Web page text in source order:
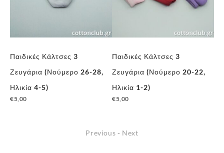
Παιδικές Κάλτσες 3
Ζευγάρια (Νούμερο 26-28,
Ηλικία 4-5)
€5,00
Παιδικές Κάλτσες 3
Ζευγάρια (Νούμερο 20-22,
Ηλικία 1-2)
€5,00
Previous - Next